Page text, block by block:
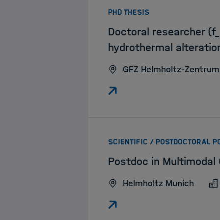
PHD THESIS:
Doctoral researcher
hydrothermal
GFZ Helmholtz-
SCIENTIFIC / POSTDOCTORAL
Postdoc in
Helmholtz Munich